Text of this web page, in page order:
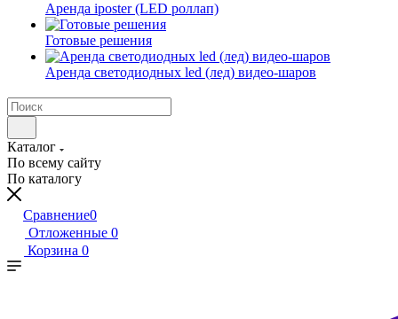
Аренда iposter (LED роллап)
Готовые решения
Аренда светодиодных led (лед) видео-шаров
Каталог
По всему сайту
По каталогу
Сравнение0
Отложенные 0
Корзина 0